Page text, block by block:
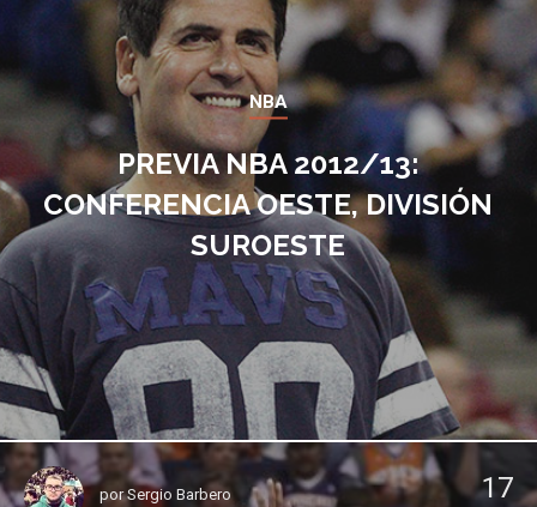
NBA
PREVIA NBA 2012/13:
CONFERENCIA OESTE, DIVISIÓN
SUROESTE
porSergio Barbero 17